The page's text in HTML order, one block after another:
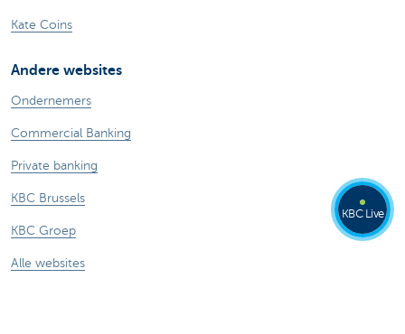
Kate Coins
Andere websites
Ondernemers
Commercial Banking
Private banking
KBC Brussels
KBC Groep
Alle websites
KBC Live